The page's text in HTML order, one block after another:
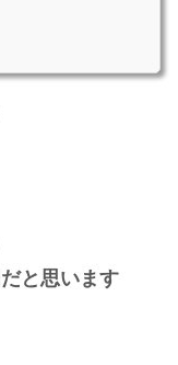
と思います